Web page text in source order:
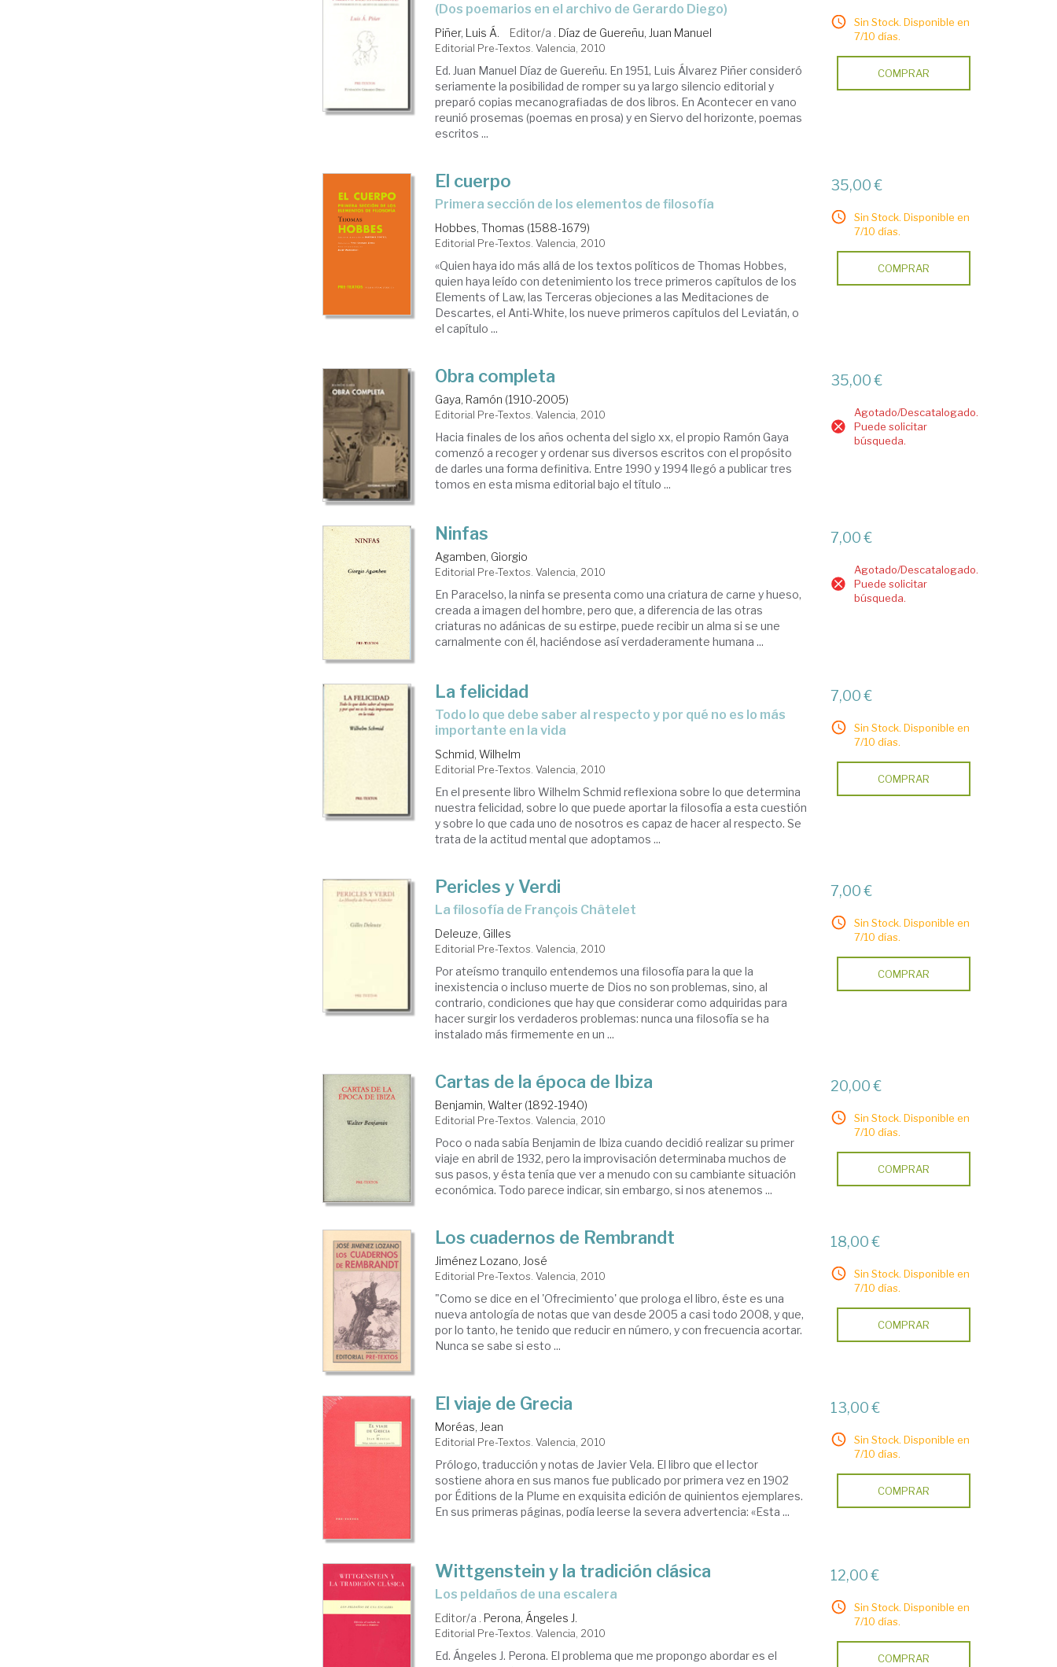
(dos poemarios en el archivo de Gerardo Diego)
Piñer, Luis Á. Editor/a . Díaz de Guereñu, Juan Manuel
Editorial Pre-Textos. Valencia, 2010
Ed. Juan Manuel Díaz de Guereñu. En 1951, Luis Álvarez Piñer consideró
seriamente la posibilidad de romper su ya largo silencio editorial y
preparó copias mecanografiadas de dos libros. En Acontecer en vano
reunió prosemas (poemas en prosa) y en Siervo del horizonte, poemas
escritos ...
Sin Stock. Disponible en
7/10 días.
COMPRAR
El cuerpo
primera sección de los elementos de filosofía
Hobbes, Thomas (1588-1679)
Editorial Pre-Textos. Valencia, 2010
«Quien haya ido más allá de los textos políticos de Thomas Hobbes,
quien haya leído con detenimiento los trece primeros capítulos de los
Elements of Law, las Terceras objeciones a las Meditaciones de
Descartes, el Anti-White, los nueve primeros capítulos del Leviatán, o
el capítulo ...
35,00 €
Sin Stock. Disponible en
7/10 días.
COMPRAR
Obra completa
Gaya, Ramón (1910-2005)
Editorial Pre-Textos. Valencia, 2010
Hacia finales de los años ochenta del siglo xx, el propio Ramón Gaya
comenzó a recoger y ordenar sus diversos escritos con el propósito
de darles una forma definitiva. Entre 1990 y 1994 llegó a publicar tres
tomos en esta misma editorial bajo el título ...
35,00 €
Agotado/Descatalogado.
Puede solicitar
búsqueda.
Ninfas
Agamben, Giorgio
Editorial Pre-Textos. Valencia, 2010
En Paracelso, la ninfa se presenta como una criatura de carne y hueso,
creada a imagen del hombre, pero que, a diferencia de las otras
criaturas no adánicas de su estirpe, puede recibir un alma si se une
carnalmente con él, haciéndose así verdaderamente humana ...
7,00 €
Agotado/Descatalogado.
Puede solicitar
búsqueda.
La felicidad
todo lo que debe saber al respecto y por qué no es lo más
importante en la vida
Schmid, Wilhelm
Editorial Pre-Textos. Valencia, 2010
En el presente libro Wilhelm Schmid reflexiona sobre lo que determina
nuestra felicidad, sobre lo que puede aportar la filosofía a esta cuestión
y sobre lo que cada uno de nosotros es capaz de hacer al respecto. Se
trata de la actitud mental que adoptamos ...
7,00 €
Sin Stock. Disponible en
7/10 días.
COMPRAR
Pericles y Verdi
la filosofía de François Châtelet
Deleuze, Gilles
Editorial Pre-Textos. Valencia, 2010
Por ateísmo tranquilo entendemos una filosofía para la que la
inexistencia o incluso muerte de Dios no son problemas, sino, al
contrario, condiciones que hay que considerar como adquiridas para
hacer surgir los verdaderos problemas: nunca una filosofía se ha
instalado más firmemente en un ...
7,00 €
Sin Stock. Disponible en
7/10 días.
COMPRAR
Cartas de la época de Ibiza
Benjamin, Walter (1892-1940)
Editorial Pre-Textos. Valencia, 2010
Poco o nada sabía Benjamin de Ibiza cuando decidió realizar su primer
viaje en abril de 1932, pero la improvisación determinaba muchos de
sus pasos, y ésta tenía que ver a menudo con su cambiante situación
económica. Todo parece indicar, sin embargo, si nos atenemos ...
20,00 €
Sin Stock. Disponible en
7/10 días.
COMPRAR
Los cuadernos de Rembrandt
Jiménez Lozano, José
Editorial Pre-Textos. Valencia, 2010
"Como se dice en el 'Ofrecimiento' que prologa el libro, éste es una
nueva antología de notas que van desde 2005 a casi todo 2008, y que,
por lo tanto, he tenido que reducir en número, y con frecuencia acortar.
Nunca se sabe si esto ...
18,00 €
Sin Stock. Disponible en
7/10 días.
COMPRAR
El viaje de Grecia
Moréas, Jean
Editorial Pre-Textos. Valencia, 2010
Prólogo, traducción y notas de Javier Vela. El libro que el lector
sostiene ahora en sus manos fue publicado por primera vez en 1902
por Éditions de la Plume en exquisita edición de quinientos ejemplares.
En sus primeras páginas, podía leerse la severa advertencia: «Esta ...
13,00 €
Sin Stock. Disponible en
7/10 días.
COMPRAR
Wittgenstein y la tradición clásica
los peldaños de una escalera
Editor/a . Perona, Ángeles J.
Editorial Pre-Textos. Valencia, 2010
Ed. Ángeles J. Perona. El problema que me propongo abordar es el
12,00 €
Sin Stock. Disponible en
7/10 días.
COMPRAR